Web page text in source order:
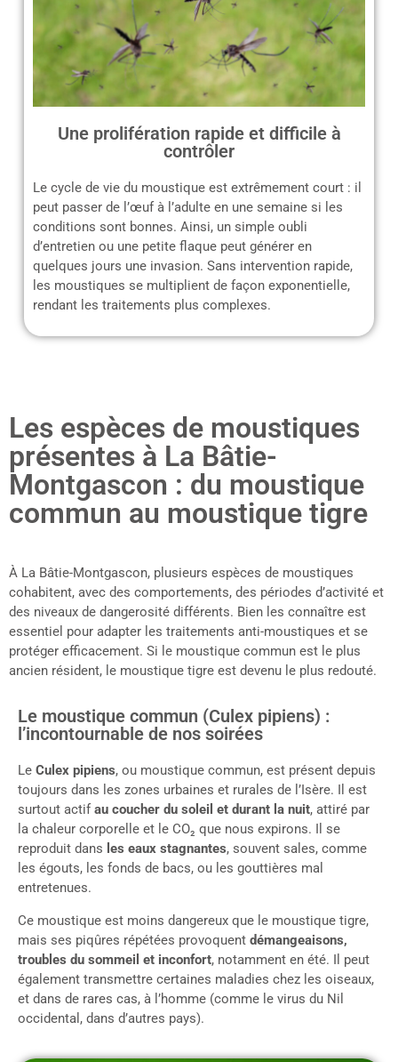
Une prolifération rapide et difficile à
contrôler
Le cycle de vie du moustique est extrêmement court : il
peut passer de l’œuf à l’adulte en une semaine si les
conditions sont bonnes. Ainsi, un simple oubli
d’entretien ou une petite flaque peut générer en
quelques jours une invasion. Sans intervention rapide,
les moustiques se multiplient de façon exponentielle,
rendant les traitements plus complexes.
Les espèces de moustiques
présentes à La Bâtie-
Montgascon : du moustique
commun au moustique tigre
À La Bâtie-Montgascon, plusieurs espèces de moustiques
cohabitent, avec des comportements, des périodes d’activité et
des niveaux de dangerosité différents. Bien les connaître est
essentiel pour adapter les traitements anti-moustiques et se
protéger efficacement. Si le moustique commun est le plus
ancien résident, le moustique tigre est devenu le plus redouté.
Le moustique commun (Culex pipiens) :
l’incontournable de nos soirées
Le Culex pipiens, ou moustique commun, est présent depuis
toujours dans les zones urbaines et rurales de l’Isère. Il est
surtout actif au coucher du soleil et durant la nuit, attiré par
la chaleur corporelle et le CO₂ que nous expirons. Il se
reproduit dans les eaux stagnantes, souvent sales, comme
les égouts, les fonds de bacs, ou les gouttières mal
entretenues.
Ce moustique est moins dangereux que le moustique tigre,
mais ses piqûres répétées provoquent démangeaisons,
troubles du sommeil et inconfort, notamment en été. Il peut
également transmettre certaines maladies chez les oiseaux,
et dans de rares cas, à l’homme (comme le virus du Nil
occidental, dans d’autres pays).